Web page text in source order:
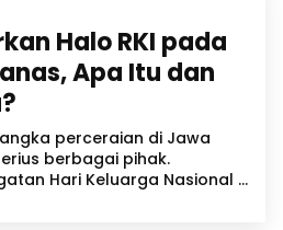
Halo RKI pada
Apa Itu dan
perceraian di Jawa
berbagai pihak.
Hari Keluarga Nasional ...